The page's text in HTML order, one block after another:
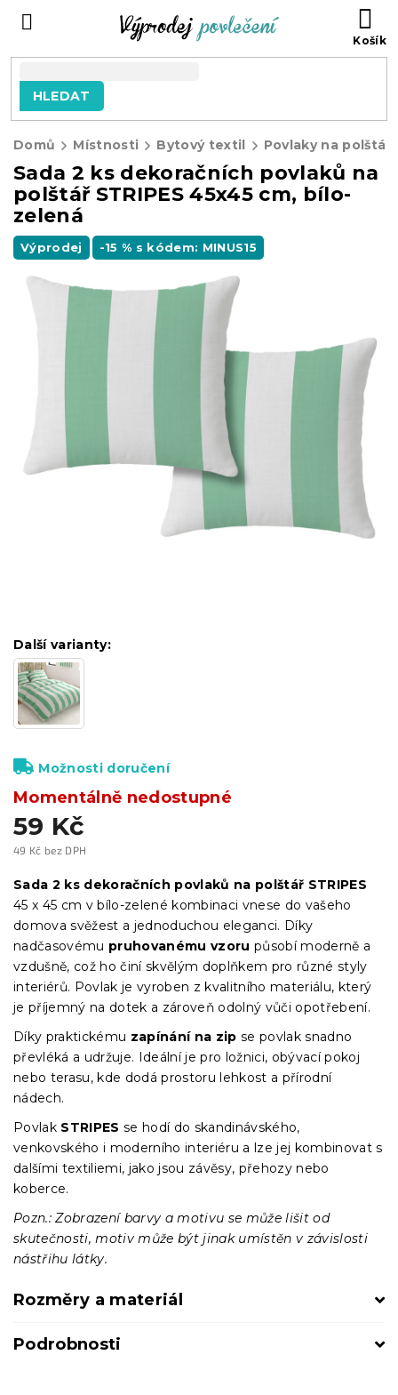
HLEDAT
Domů Místnosti Bytový textil Povlaky na
Sada 2 ks dekoračních povlaků na
polštář STRIPES 45x45 cm, bílo-
zelená
Výprodej -15 % s kódem: MINUS15
59 Kč
49 Kč bez DPH
cena:
Momentálně nedostupné
Další varianty:
Možnosti doručení
Sada 2 ks dekoračních povlaků na polštář STRIPES
45 x 45 cm v bílo-zelené kombinaci vnese do vašeho
domova svěžest a jednoduchou eleganci. Díky
nadčasovému pruhovanému vzoru působí moderně a
vzdušně, což ho činí skvělým doplňkem pro různé styly
interiérů. Povlak je vyroben z kvalitního materiálu, který
je příjemný na dotek a zároveň odolný vůči opotřebení.
Díky praktickému zapínání na zip se povlak snadno
převléká a udržuje. Ideální je pro ložnici, obývací pokoj
nebo terasu, kde dodá prostoru lehkost a přírodní
nádech.
Povlak STRIPES se hodí do skandinávského,
venkovského i moderního interiéru a lze jej kombinovat s
dalšími textiliemi, jako jsou závěsy, přehozy nebo
koberce.
Pozn.: Zobrazení barvy a motivu se může lišit od
skutečnosti, motiv může být jinak umístěn v závislosti
nástřihu látky.
Rozměry a materiál
Podrobnosti